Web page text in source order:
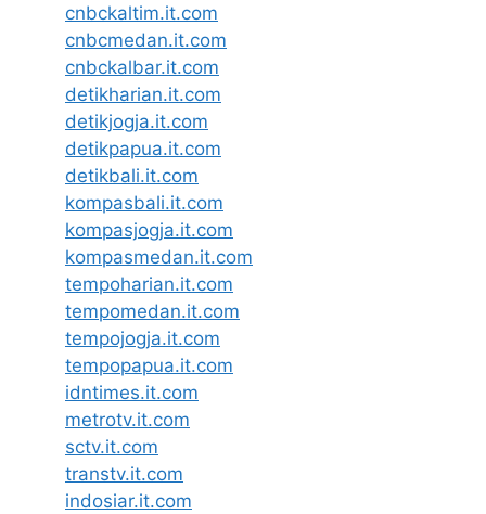
cnbckaltim.it.com
cnbcmedan.it.com
cnbckalbar.it.com
detikharian.it.com
detikjogja.it.com
detikpapua.it.com
detikbali.it.com
kompasbali.it.com
kompasjogja.it.com
kompasmedan.it.com
tempoharian.it.com
tempomedan.it.com
tempojogja.it.com
tempopapua.it.com
idntimes.it.com
metrotv.it.com
sctv.it.com
transtv.it.com
indosiar.it.com